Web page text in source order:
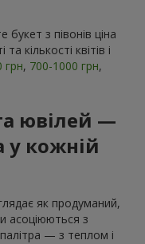
букет з півонів ціна
кількості квітів і
грн, 700-1000 грн,
ювілей —
у кожній
як продуманий,
асоціюються з
— з теплом і